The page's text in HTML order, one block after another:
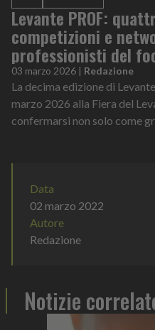
Levante PROF:
competizioni e
professionisti del
03 marzo 2026 | Redazione
La decima edizione di
marzo 2026 alla Fiera del
confermarsi non solo come
Data
02 marzo 2022
Autore
Redazione
Notizie